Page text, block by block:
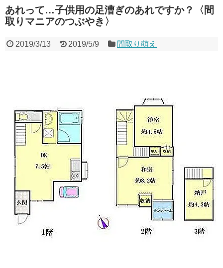
あれって…子供用の足漕ぎのあれですか？〈間
取りマニアのつぶやき〉
2019/3/13 2019/5/9 間取り萌え